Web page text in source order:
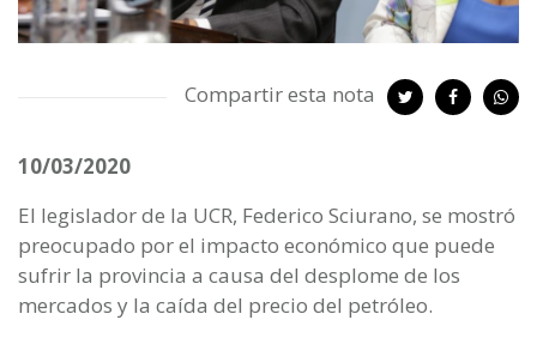
Compartir esta nota
10/03/2020
El legislador de la UCR, Federico Sciurano, se mostró
preocupado por el impacto económico que puede
sufrir la provincia a causa del desplome de los
mercados y la caída del precio del petróleo.